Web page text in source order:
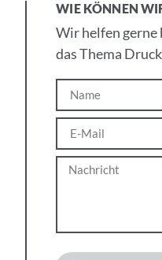
WIE KÖNNEN
Wir helfen gerne
das Thema
Name
Mail